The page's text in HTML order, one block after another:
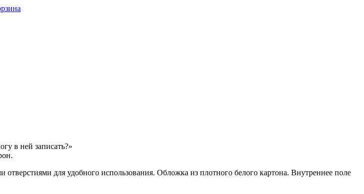
в ней записать?»
для удобного использования. Обложка из плотного белого картона. Внутреннее поле